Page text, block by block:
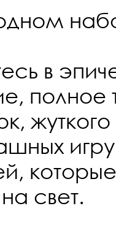
в
полное
свет.